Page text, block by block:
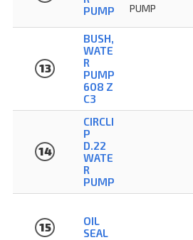
PUMP
PUMP
13
BUSH,
WATE
R
PUMP
608 Z
C3
14
CIRCLI
P
D.22
WATE
R
PUMP
15
OIL
SEAL